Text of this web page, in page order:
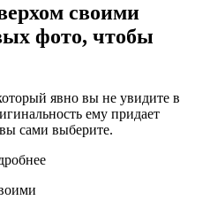
своими
фото, чтобы
явно вы не увидите в
ему придает
сами выберите.